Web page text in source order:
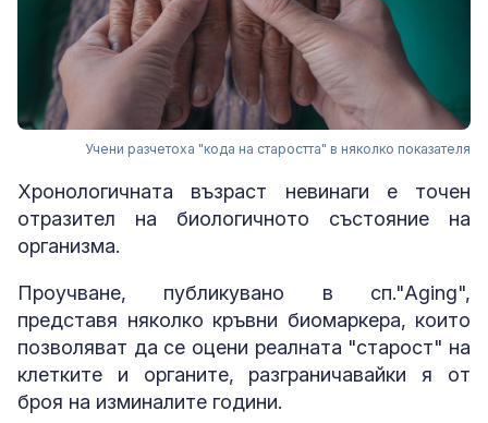
Учени разчетоха "кода на старостта" в няколко показателя
Хронологичната възраст невинаги е точен
отразител на биологичното състояние на
организма.
Проучване, публикувано в сп."Aging",
представя няколко кръвни биомаркера, които
позволяват да се оцени реалната "старост" на
клетките и органите, разграничавайки я от
броя на изминалите години.